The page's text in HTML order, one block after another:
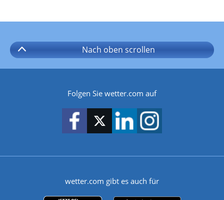
Nach oben scrollen
Folgen Sie wetter.com auf
wetter.com gibt es auch für